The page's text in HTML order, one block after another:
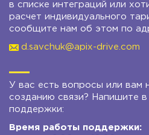
в списке интеграций или
расчет индивидуального
сообщите нам об этом по
d.savchuk@apix-drive.com
У вас есть вопросы или вам
созданию связи? Напишите
поддержки:
Время работы поддержки: